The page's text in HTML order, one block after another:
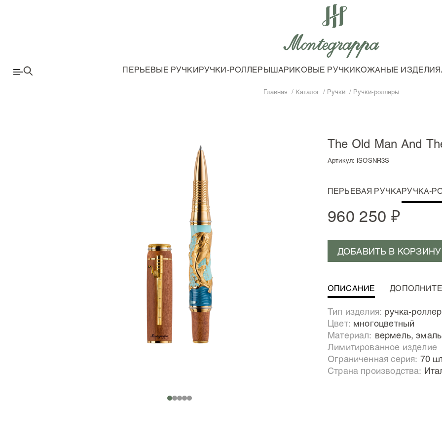
ПЕРЬЕВЫЕ РУЧКИРУЧКИ-РОЛЛЕРЫШАРИКОВЫЕ РУЧКИКОЖАНЫЕ ИЗДЕЛИЯ
Главная Каталог Ручки Ручки-роллеры
The Old Man And
Артикул: ISOSNR3S
ПЕРЬЕВАЯ РУЧКАРУЧКА-
960 250 ₽
ДОБАВИТЬ В КОРЗИНУ
ОПИСАНИЕ
Великое произведение
известным
Выдающиеся истории
ручкой. Мастерство
море» – одном из лучших
скрупулезное
Тип изделия: ручка-роллер
Цвет: многоцветный
Материал:
Вермель,
Лимитированное изделие
Ограниченная серия: 70
Страна производства: